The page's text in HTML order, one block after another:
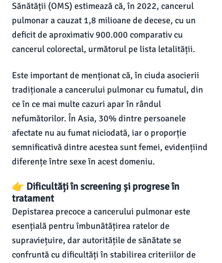
Sănătății (OMS) estimează că, în 2022, cancerul
pulmonar a cauzat 1,8 milioane de decese, cu un
deficit de aproximativ 900.000 comparativ cu
cancerul colorectal, următorul pe lista letalității.
Este important de menționat că, în ciuda asocierii
tradiționale a cancerului pulmonar cu fumatul, din
ce în ce mai multe cazuri apar în rândul
nefumătorilor. În Asia, 30% dintre persoanele
afectate nu au fumat niciodată, iar o proporție
semnificativă dintre acestea sunt femei, evidențiind
diferențe între sexe în acest domeniu.
👉 Dificultăți în screening și progrese în
tratament
Depistarea precoce a cancerului pulmonar este
esențială pentru îmbunătățirea ratelor de
supraviețuire, dar autoritățile de sănătate se
confruntă cu dificultăți în stabilirea criteriilor de